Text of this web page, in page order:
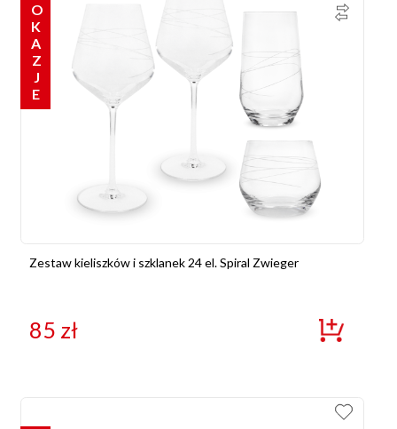
OKAZJE
Zestaw kieliszków i szklanek 24 el. Spiral Zwieger
85 zł